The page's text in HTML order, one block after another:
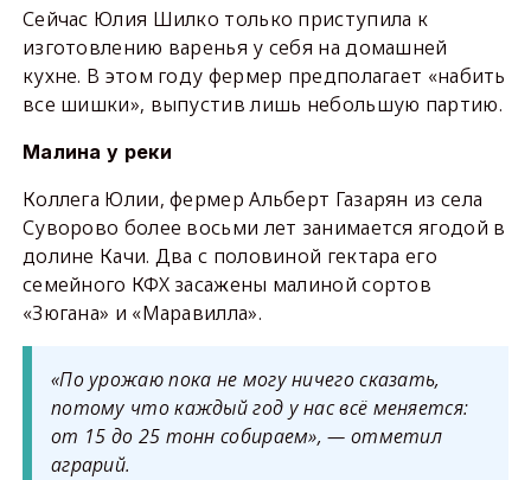
Сейчас Юлия Шилко только приступила к
изготовлению варенья у себя на домашней
кухне. В этом году фермер предполагает «набить
все шишки», выпустив лишь небольшую партию.
Малина у реки
Коллега Юлии, фермер Альберт Газарян из села
Суворово более восьми лет занимается ягодой в
долине Качи. Два с половиной гектара его
семейного КФХ засажены малиной сортов
«Зюгана» и «Маравилла».
«По урожаю пока не могу ничего сказать,
потому что каждый год у нас всё меняется:
от 15 до 25 тонн собираем», — отметил
аграрий.